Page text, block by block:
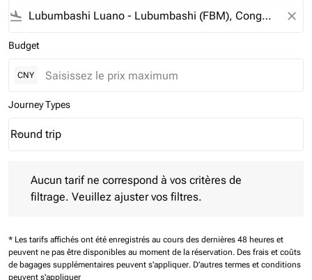
flight_land close
Budget
CNY
Journey Types
Journey Types option Round trip Selected
Round trip
keyboard_arrow_down
Aucun tarif ne correspond à vos critères de
filtrage. Veuillez ajuster vos filtres.
* Les tarifs affichés ont été enregistrés au cours des dernières 48 heures et
peuvent ne pas être disponibles au moment de la réservation. Des frais et coûts
de bagages supplémentaires peuvent s'appliquer. D'autres termes et conditions
peuvent s'appliquer